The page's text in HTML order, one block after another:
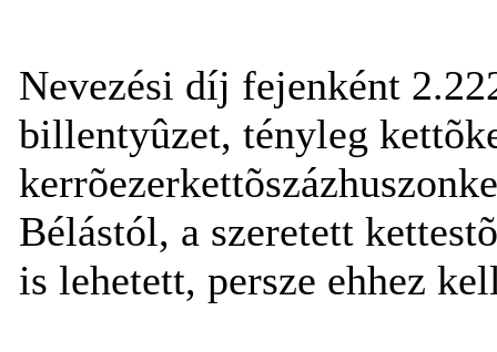
Nevezési díj fejenként
billentyûzet, tényleg
Bélástól, a szeretett
is lehetett, persze ehhez